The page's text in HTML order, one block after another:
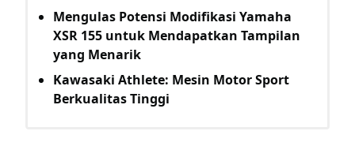
Mengulas Potensi Modifikasi Yamaha
XSR 155 untuk Mendapatkan Tampilan
yang Menarik
Kawasaki Athlete: Mesin Motor Sport
Berkualitas Tinggi